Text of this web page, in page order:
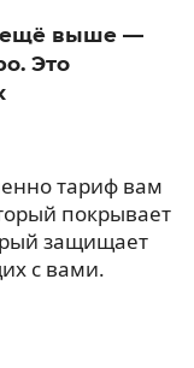
ещё выше —
Это
тариф вам
покрывает
защищает
с вами.